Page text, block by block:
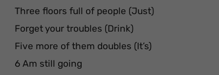
Three floors full of people (Just)
Forget your troubles (Drink)
Five more of them doubles (It’s)
6 Am still going